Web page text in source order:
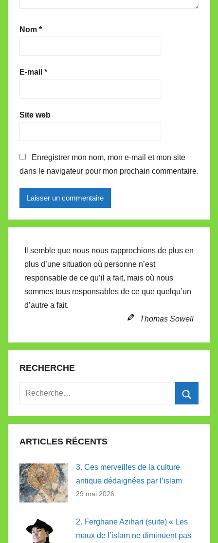
Nom *
E-mail *
Site web
Enregistrer mon nom, mon e-mail et mon site
dans le navigateur pour mon prochain commentaire.
Il semble que nous nous rapprochions de plus en
plus d’une situation où personne n’est
responsable de ce qu’il a fait, mais où nous
sommes tous responsables de ce que quelqu’un
d’autre a fait.
Thomas Sowell
RECHERCHE
Recherche
:
ARTICLES RÉCENTS
3. Ces merveilles de la culture
antique dédaignées par l’islam
29 mai 2026
2. Ferghane Azihari (suite) « Les
maux de l’islam ne diminuent pas